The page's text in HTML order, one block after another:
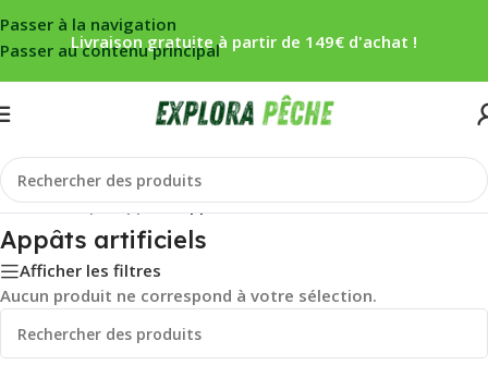
Passer à la navigation
Passer au contenu principal
Livraison gratuite à partir de 149€ d'achat !
Accueil/Carpe/Appâts/Appâts artificiels
Appâts artificiels
Afficher les filtres
Aucun produit ne correspond à votre sélection.